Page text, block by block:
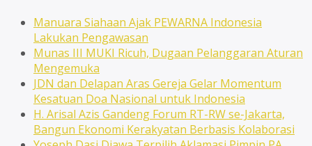
Manuara Siahaan Ajak PEWARNA Indonesia
Lakukan Pengawasan
Munas III MUKI Ricuh, Dugaan Pelanggaran Aturan
Mengemuka
JDN dan Delapan Aras Gereja Gelar Momentum
Kesatuan Doa Nasional untuk Indonesia
H. Arisal Azis Gandeng Forum RT-RW se-Jakarta,
Bangun Ekonomi Kerakyatan Berbasis Kolaborasi